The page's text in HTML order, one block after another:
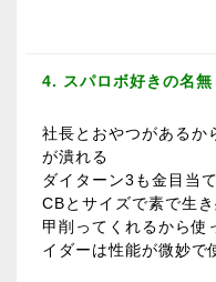
4. スパロボ好きの名無
社長とおやつがあるか
が潰れる
ダイターン3も金目当
CBとサイズで素で生
甲削ってくれるから使
イダーは性能が微妙で